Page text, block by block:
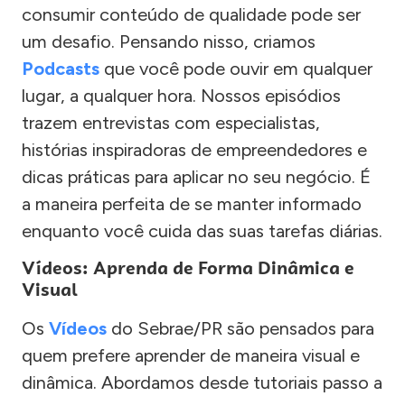
consumir conteúdo de qualidade pode ser
um desafio. Pensando nisso, criamos
Podcasts que você pode ouvir em qualquer
lugar, a qualquer hora. Nossos episódios
trazem entrevistas com especialistas,
histórias inspiradoras de empreendedores e
dicas práticas para aplicar no seu negócio. É
a maneira perfeita de se manter informado
enquanto você cuida das suas tarefas diárias.
Vídeos: Aprenda de Forma Dinâmica e
Visual
Os Vídeos do Sebrae/PR são pensados para
quem prefere aprender de maneira visual e
dinâmica. Abordamos desde tutoriais passo a